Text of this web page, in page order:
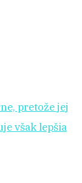
pretože jej
však lepšia